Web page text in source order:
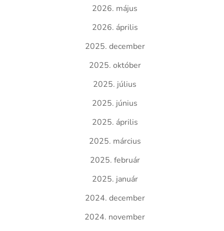
2026. május
2026. április
2025. december
2025. október
2025. július
2025. június
2025. április
2025. március
2025. február
2025. január
2024. december
2024. november